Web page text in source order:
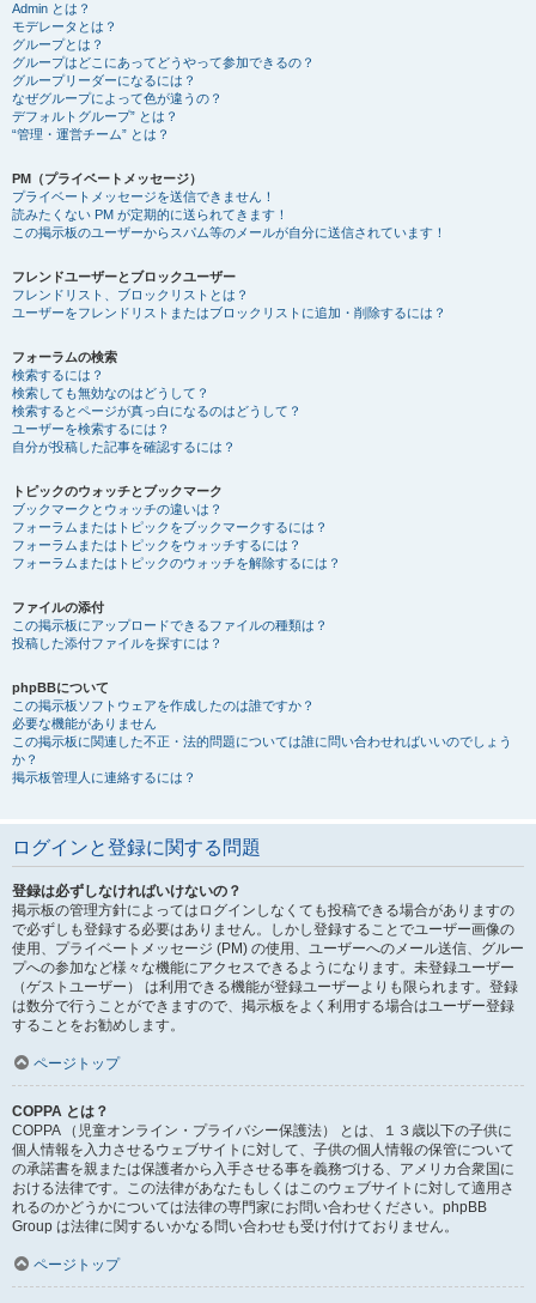
Admin とは？
モデレータとは？
グループとは？
グループはどこにあってどうやって参加できるの？
グループリーダーになるには？
なぜグループによって色が違うの？
デフォルトグループ” とは？
“管理・運営チーム” とは？
PM（プライベートメッセージ）
プライベートメッセージを送信できません！
読みたくない PM が定期的に送られてきます！
この掲示板のユーザーからスパム等のメールが自分に送信されています！
フレンドユーザーとブロックユーザー
フレンドリスト、ブロックリストとは？
ユーザーをフレンドリストまたはブロックリストに追加・削除するには？
フォーラムの検索
検索するには？
検索しても無効なのはどうして？
検索するとページが真っ白になるのはどうして？
ユーザーを検索するには？
自分が投稿した記事を確認するには？
トピックのウォッチとブックマーク
ブックマークとウォッチの違いは？
フォーラムまたはトピックをブックマークするには？
フォーラムまたはトピックをウォッチするには？
フォーラムまたはトピックのウォッチを解除するには？
ファイルの添付
この掲示板にアップロードできるファイルの種類は？
投稿した添付ファイルを探すには？
phpBBについて
この掲示板ソフトウェアを作成したのは誰ですか？
必要な機能がありません
この掲示板に関連した不正・法的問題については誰に問い合わせればいいのでしょう
か？
掲示板管理人に連絡するには？
ログインと登録に関する問題
登録は必ずしなければいけないの？
掲示板の管理方針によってはログインしなくても投稿できる場合がありますの
で必ずしも登録する必要はありません。しかし登録することでユーザー画像の
使用、プライベートメッセージ (PM) の使用、ユーザーへのメール送信、グルー
プへの参加など様々な機能にアクセスできるようになります。未登録ユーザー
（ゲストユーザー） は利用できる機能が登録ユーザーよりも限られます。登録
は数分で行うことができますので、掲示板をよく利用する場合はユーザー登録
することをお勧めします。
ページトップ
COPPA とは？
COPPA （児童オンライン・プライバシー保護法） とは、１３歳以下の子供に
個人情報を入力させるウェブサイトに対して、子供の個人情報の保管について
の承諾書を親または保護者から入手させる事を義務づける、アメリカ合衆国に
おける法律です。この法律があなたもしくはこのウェブサイトに対して適用さ
れるのかどうかについては法律の専門家にお問い合わせください。phpBB
Group は法律に関するいかなる問い合わせも受け付けておりません。
ページトップ